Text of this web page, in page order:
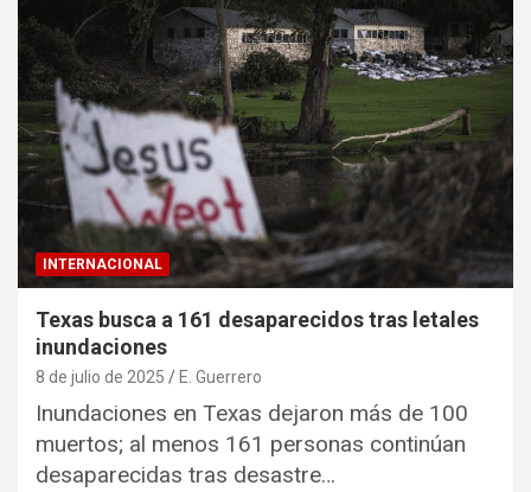
INTERNACIONAL
Texas busca a 161 desaparecidos tras letales
inundaciones
8 de julio de 2025 E. Guerrero
Inundaciones en Texas dejaron más de 100
muertos; al menos 161 personas continúan
desaparecidas tras desastre…